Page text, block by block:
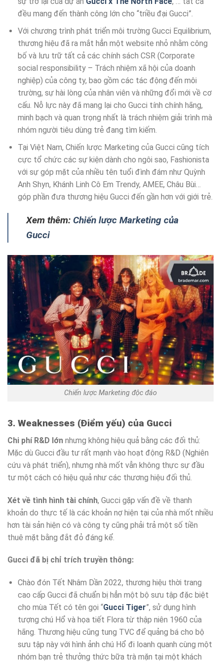
đều mang đến thành công lớn cho “triều đại Gucci”.
Với chương trình phát triển môi trường Gucci Equilibrium,
thương hiệu đã ra mắt hẳn một website nhỏ nhằm công
bố và lưu trữ tất cả các chính sách CSR (Corporate
social responsibility – Trách nhiệm xã hội của doanh
nghiệp) của công ty, bao gồm các tác động đến môi
trường, sự hài lòng của nhân viên và những đổi mới về cơ
cấu. Nỗ lực này đã mang lại cho Gucci tính chính hãng,
minh bạch và quan trọng nhất là trách nhiệm giải trình mà
nhóm người tiêu dùng trẻ đang tìm kiếm.
Tại Việt Nam, Chiến lược Marketing của Gucci cũng tích
cực tổ chức các sự kiện dành cho ngôi sao, Fashionista
với sự góp mặt của nhiều tên tuổi đình đám như Quỳnh
Anh Shyn, Khánh Linh Cô Em Trendy, AMEE, Châu Bùi…
góp phần đưa thương hiệu Gucci đến gần hơn với giới trẻ.
Xem thêm: Chiến lược Marketing của
Gucci
Chiến lược Marketing độc đáo
3. Weaknesses (Điểm yếu) của Gucci
Chi phí R&D lớn nhưng không hiệu quả bằng các đối thủ:
Mặc dù Gucci đầu tư rất mạnh vào hoạt động R&D (Nghiên
cứu và phát triển), nhưng nhà mốt vẫn không thực sự đầu
tư một cách có hiệu quả như các thương hiệu đối thủ.
Xét về tình hình tài chính, Gucci gặp vấn đề về thanh
khoản do thực tế là các khoản nợ hiện tại của nhà mốt nhiều
hơn tài sản hiện có và công ty cũng phải trả một số tiền
thuê mặt bằng đắt đỏ đáng kể.
Gucci đã bị chỉ trích truyền thông:
Chào đón Tết Nhâm Dần 2022, thương hiệu thời trang
cao cấp Gucci đã chuẩn bị hẳn một bộ sưu tập đặc biệt
cho mùa Tết có tên gọi “Gucci Tiger”, sử dụng hình
tượng chú Hổ và họa tiết Flora từ thập niên 1960 của
hãng. Thương hiệu cũng tung TVC để quảng bá cho bộ
sưu tập này với hình ảnh chú Hổ đi loanh quanh cùng một
nhóm bạn trẻ thưởng thức bữa trà mặn tại một khách